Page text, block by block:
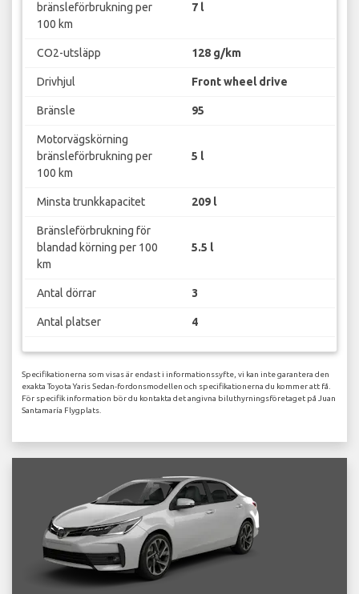
bränsleförbrukning per
100 km
7 l
CO2-utsläpp 128 g/km
Drivhjul Front wheel drive
Bränsle 95
Motorvägskörning
bränsleförbrukning per
100 km
5 l
Minsta trunkkapacitet 209 l
Bränsleförbrukning för
blandad körning per 100
km
5.5 l
Antal dörrar 3
Antal platser 4
Specifikationerna som visas är endast i informationssyfte, vi kan inte garantera den
exakta Toyota Yaris Sedan-fordonsmodellen och specifikationerna du kommer att få.
För specifik information bör du kontakta det angivna biluthyrningsföretaget på Juan
Santamaría Flygplats.